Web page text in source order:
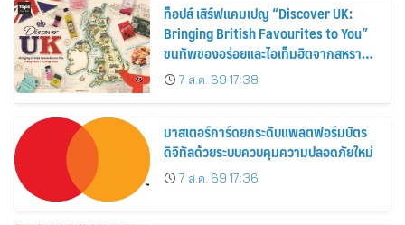
ท็อปส์ เสิร์ฟแคมเปญ “Discover UK:
Bringing British Favourites to You”
ขนทัพของอร่อยและไอเท็มฮิตจากสหราช
อาณาจักร ส่งตรงถึงมือตั้งแต่วันนี้ – 18
สิงหาคมนี้
7 ส.ค. 69 17:38
มาสเตอร์การ์ดยกระดับแพลตฟอร์มบัตร
ดิจิทัลด้วยระบบควบคุมความปลอดภัยใหม่
7 ส.ค. 69 17:36